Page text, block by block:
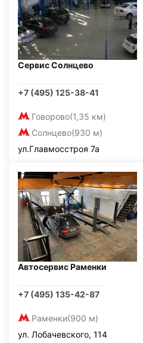
Сервис Солнцево
+7 (495) 125-38-41
Говорово(1,35 км)
Солнцево(930 м)
ул.Главмосстроя 7а
Автосервис Раменки
+7 (495) 135-42-87
Раменки(900 м)
ул. Лобачевского, 114